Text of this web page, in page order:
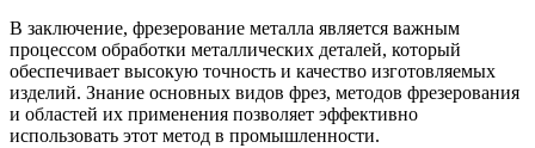
В заключение, фрезерование металла является важным
процессом обработки металлических деталей, который
обеспечивает высокую точность и качество изготовляемых
изделий. Знание основных видов фрез, методов фрезерования
и областей их применения позволяет эффективно
использовать этот метод в промышленности.